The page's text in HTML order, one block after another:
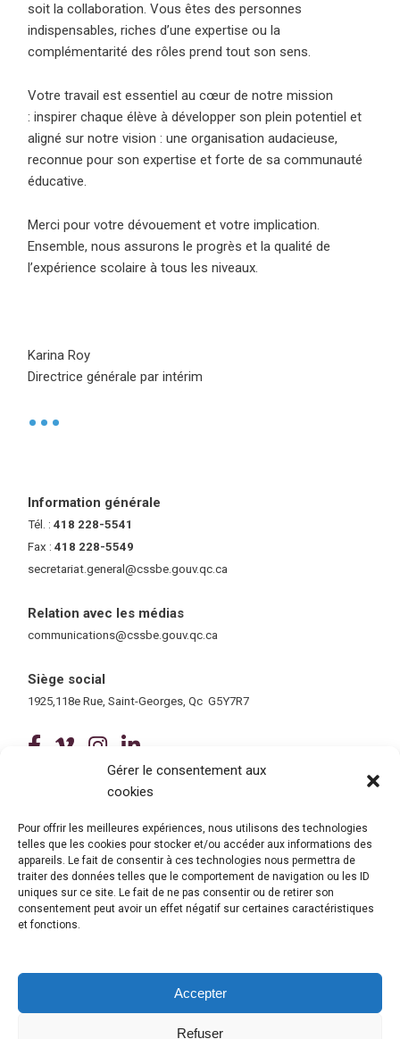
Gérer le consentement aux
cookies
Pour offrir les meilleures expériences, nous utilisons des technologies
telles que les cookies pour stocker et/ou accéder aux informations des
appareils. Le fait de consentir à ces technologies nous permettra de
traiter des données telles que le comportement de navigation ou les ID
uniques sur ce site. Le fait de ne pas consentir ou de retirer son
consentement peut avoir un effet négatif sur certaines caractéristiques
et fonctions.
Accepter
Refuser
soit la collaboration. Vous êtes des personnes
indispensables, riches d’une expertise ou la
complémentarité des rôles prend tout son sens.
Votre travail est essentiel au cœur de notre mission
: inspirer chaque élève à développer son plein potentiel et
aligné sur notre vision : une organisation audacieuse,
reconnue pour son expertise et forte de sa communauté
éducative.
Merci pour votre dévouement et votre implication.
Ensemble, nous assurons le progrès et la qualité de
l’expérience scolaire à tous les niveaux.
Karina Roy
Directrice générale par intérim
•
Information générale
Tél. :418 228-5541
Fax :418 228-5549
secretariat.general@cssbe.gouv.qc.ca
Relation avec les médias
communications@cssbe.gouv.qc.ca
Siège social
1925,118e Rue, Saint-Georges, Qc G5Y7R7
(ce lien ouvre dans une nouvelle
(ce lien ouvre dans une nouvelle
(ce lien ouvre dans une
Tous droits réservés © 2026 Centre de services scolaire de la
Politique de confidentialité|Accessibilité
Conception site web : Ubéo solutions web(ce lien ouvre dans une nouvelle